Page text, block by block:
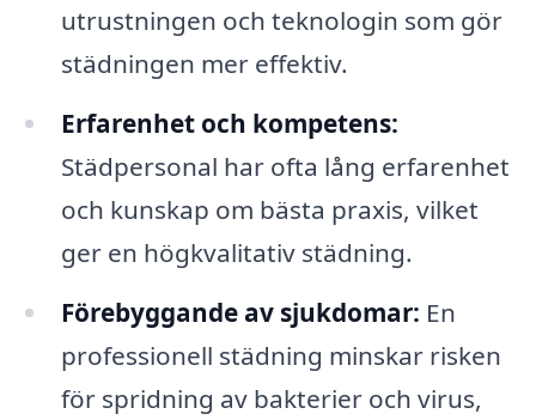
utrustningen och teknologin som gör
städningen mer effektiv.
Erfarenhet och kompetens:
Städpersonal har ofta lång erfarenhet
och kunskap om bästa praxis, vilket
ger en högkvalitativ städning.
Förebyggande av sjukdomar: En
professionell städning minskar risken
för spridning av bakterier och virus,